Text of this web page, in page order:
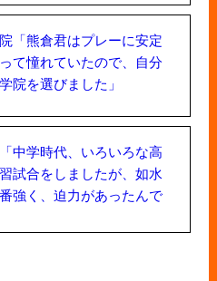
「熊倉君はプレーに安定
て憧れていたので、自分
院を選びました」
中学時代、いろいろな高
試合をしましたが、如水
強く、迫力があったんで